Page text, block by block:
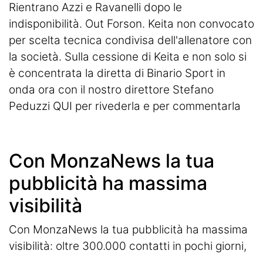
Rientrano Azzi e Ravanelli dopo le
indisponibilità. Out Forson. Keita non convocato
per scelta tecnica condivisa dell'allenatore con
la società. Sulla cessione di Keita e non solo si
è concentrata la diretta di Binario Sport in
onda ora con il nostro direttore Stefano
Peduzzi QUI per rivederla e per commentarla
Con MonzaNews la tua
pubblicità ha massima
visibilità
Con MonzaNews la tua pubblicità ha massima
visibilità: oltre 300.000 contatti in pochi giorni,